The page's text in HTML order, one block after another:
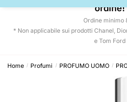
ordine!
Ordine minimo
* Non applicabile sui prodotti Chanel,
e Tom Ford
Home / Profumi / PROFUMO UOMO /